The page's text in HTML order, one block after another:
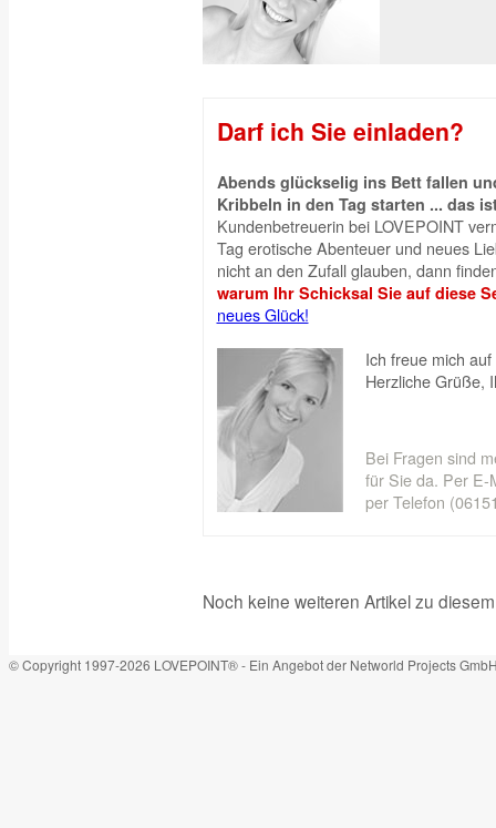
Darf ich Sie einladen?
Abends glückselig ins Bett fallen
Kribbeln in den Tag starten ... das
Kundenbetreuerin bei LOVEPOINT
Tag erotische Abenteuer und neues
nicht an den Zufall glauben, dann
warum Ihr Schicksal Sie auf diese
neues Glück!
Ich freue mich auf
Herzliche Grüße,
Bei Fragen sind
für Sie da. Per E-
per Telefon
Noch keine weiteren Artikel zu
© Copyright 1997-2026 LOVEPOINT® - Ein Angebot der Networld Projects